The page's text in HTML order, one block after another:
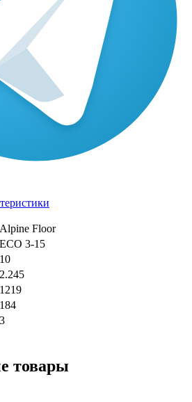
Alpine Floor
ECO 3-15
10
2.245
1219
184
3
товары